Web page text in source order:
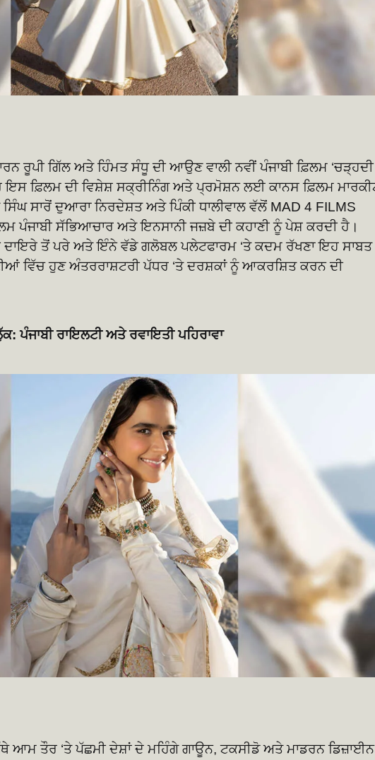
ਰੂਪੀ ਗਿੱਲ ਅਤੇ ਹਿੰਮਤ ਸੰਧੂ ਦੀ ਆਉਣ ਵਾਲੀ ਨਵੀਂ ਪੰਜਾਬੀ ਫ਼ਿਲਮ ‘ਚੜ੍ਹਦੀ
ਇਸ ਫ਼ਿਲਮ ਦੀ ਵਿਸ਼ੇਸ਼ ਸਕ੍ਰੀਨਿੰਗ ਅਤੇ ਪ੍ਰਮੋਸ਼ਨ ਲਈ ਕਾਨਸ ਫ਼ਿਲਮ
ਸਾਰੋਂ ਦੁਆਰਾ ਨਿਰਦੇਸ਼ਤ ਅਤੇ ਪਿੰਕੀ ਧਾਲੀਵਾਲ ਵੱਲੋਂ MAD 4 FILMS
ਪੰਜਾਬੀ ਸੱਭਿਆਚਾਰ ਅਤੇ ਇਨਸਾਨੀ ਜਜ਼ਬੇ ਦੀ ਕਹਾਣੀ ਨੂੰ ਪੇਸ਼ ਕਰਦੀ ਹੈ।
ਦਾਇਰੇ ਤੋਂ ਪਰੇ ਅਤੇ ਇੰਨੇ ਵੱਡੇ ਗਲੋਬਲ ਪਲੇਟਫਾਰਮ ‘ਤੇ ਕਦਮ ਰੱਖਣਾ ਇਹ ਸਾਬਤ
ਵਿੱਚ ਹੁਣ ਅੰਤਰਰਾਸ਼ਟਰੀ ਪੱਧਰ ‘ਤੇ ਦਰਸ਼ਕਾਂ ਨੂੰ ਆਕਰਸ਼ਿਤ ਕਰਨ ਦੀ
ਪੰਜਾਬੀ ਰਾਇਲਟੀ ਅਤੇ ਰਵਾਇਤੀ ਪਹਿਰਾਵਾ
ਆਮ ਤੌਰ ‘ਤੇ ਪੱਛਮੀ ਦੇਸ਼ਾਂ ਦੇ ਮਹਿੰਗੇ ਗਾਊਨ, ਟਕਸੀਡੋ ਅਤੇ ਮਾਡਰਨ ਡਿਜ਼ਾਈਨ